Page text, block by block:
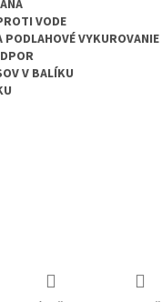
VODE
PODLAHOVÉ VYKUROVANIE
V BALÍKU